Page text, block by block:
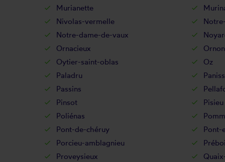
Murianette
Nivolas-vermelle
Notre-dame-de-vaux
Ornacieux
Ornon
Oytier-saint-oblas
Oz
Paladru
Passins
Pinsot
Pisieu
Poliénas
Pont-de-chéruy
Pont-
Porcieu-amblagnieu
Proveysieux